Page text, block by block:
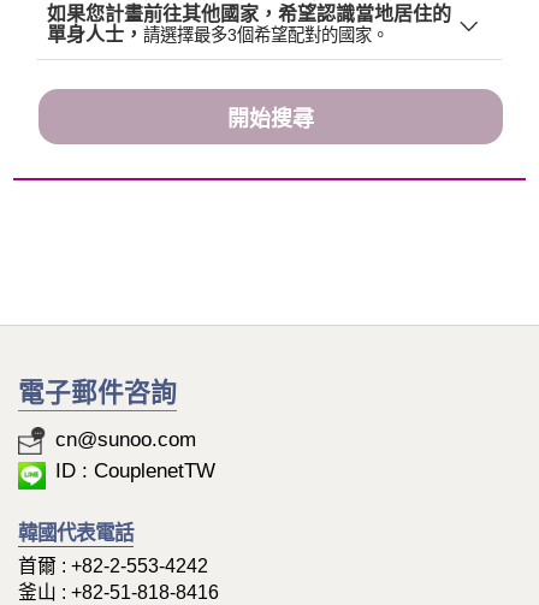
如果您計畫前往其他國家，希望認識當地居住的
單身人士，請選擇最多3個希望配對的國家。
開始搜尋
電子郵件咨詢
cn@sunoo.com
ID : CouplenetTW
韓國代表電話
首爾 : +82-2-553-4242
釜山 : +82-51-818-8416